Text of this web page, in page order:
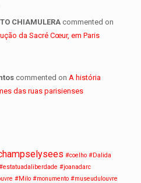
CHIAMULERA commented on
da Sacré Cœur, em Paris
commented on A história
das ruas parisienses
#coelho #Dalida
#joanadarc
#Milo #monumento #museudulouvre